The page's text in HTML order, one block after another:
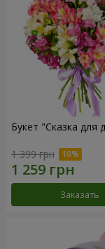
Букет "Сказка для
1 399 грн
Заказать